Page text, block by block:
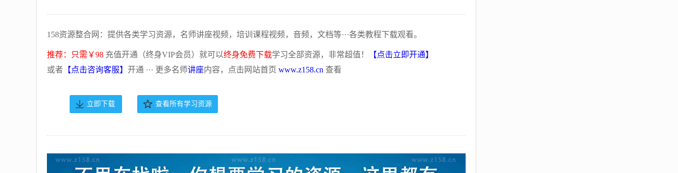
158资源整合网：提供各类学习资源，名师讲座视频，培训课程视频，音频，文档等···各类教程下载观看。
推荐：只需￥98 充值开通（终身VIP会员）就可以终身免费下载学习全部资源，非常超值！
【点击立即开通】
或者 【点击咨询客服】 开通 ··· 更多名师讲座内容，点击网站首页 www.z158.cn 查看
立即下载 查看所有学习资源